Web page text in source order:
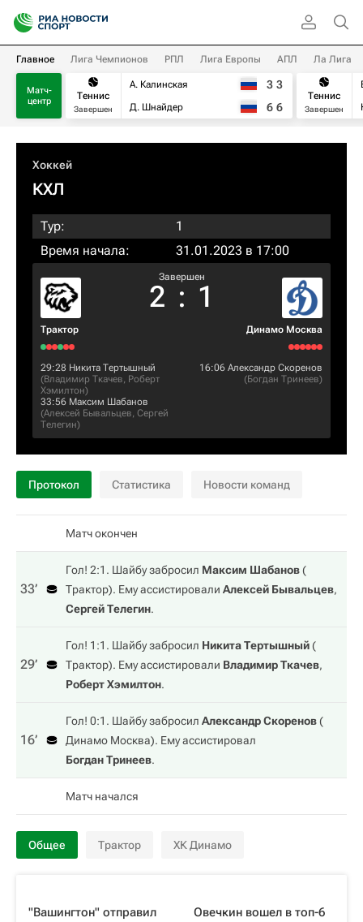
Главное Лига Чемпионов РПЛ Лига Европы АПЛ Ла Лига
Матч-
центр
Теннис
Завершен
А. Калинская
Д. Шнайдер
3 3
6 6
Теннис
Завершен
Хоккей
КХЛ
Тур:
1
Время начала:
31.01.2023 в 17:00
Трактор
Завершен
2 : 1
Динамо Москва
29:28 Никита Тертышный
(Владимир Ткачев, Роберт
Хэмилтон)
33:56 Максим Шабанов
(Алексей Бывальцев, Сергей
Телегин)
16:06 Александр Скоренов
(Богдан Тринеев)
Протокол Статистика Новости команд
Матч окончен
33‎’‎
Гол! 2:1. Шайбу забросил Максим Шабанов(
Трактор). Ему ассистировали Алексей Бывальцев,
Сергей Телегин.
29‎’‎
Гол! 1:1. Шайбу забросил Никита Тертышный(
Трактор). Ему ассистировали Владимир Ткачев,
Роберт Хэмилтон.
16‎’‎
Гол! 0:1. Шайбу забросил Александр Скоренов(
Динамо Москва). Ему ассистировал
Богдан Тринеев.
Матч начался
Общее Трактор ХК Динамо
"Вашингтон" отправил
Овечкин вошел в топ-6